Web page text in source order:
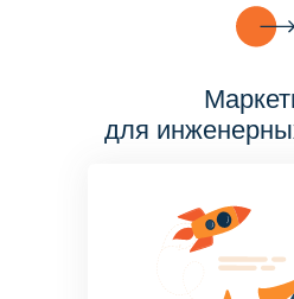
для